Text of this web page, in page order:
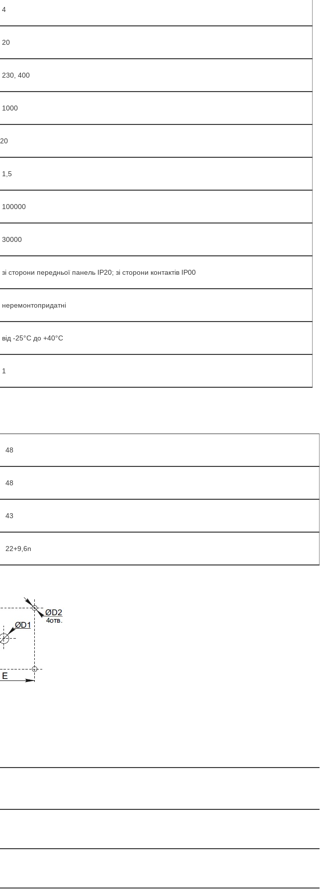
4
20
230, 400
1000
20
1,5
100000
30000
зі сторони передньої панель IP20; зі сторони контактів IP00
неремонтопридатні
від -25°C до +40°C
1
48
48
43
22+9,6n